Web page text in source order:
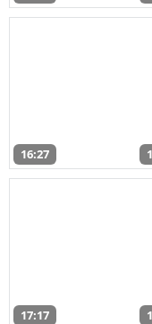
16:27
17:17